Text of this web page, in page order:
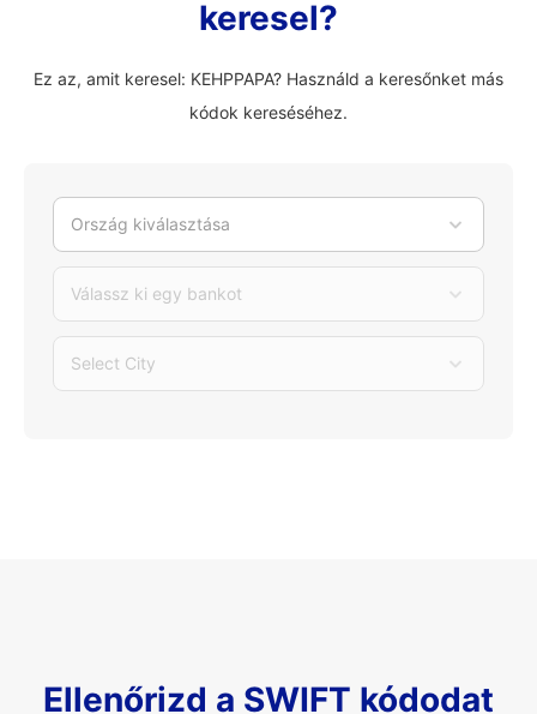
keresel?
Ez az, amit keresel: KEHPPAPA? Használd a keresőnket más
kódok kereséséhez.
Ország kiválasztása
Válassz ki egy bankot
Select City
Ellenőrizd a SWIFT kódodat